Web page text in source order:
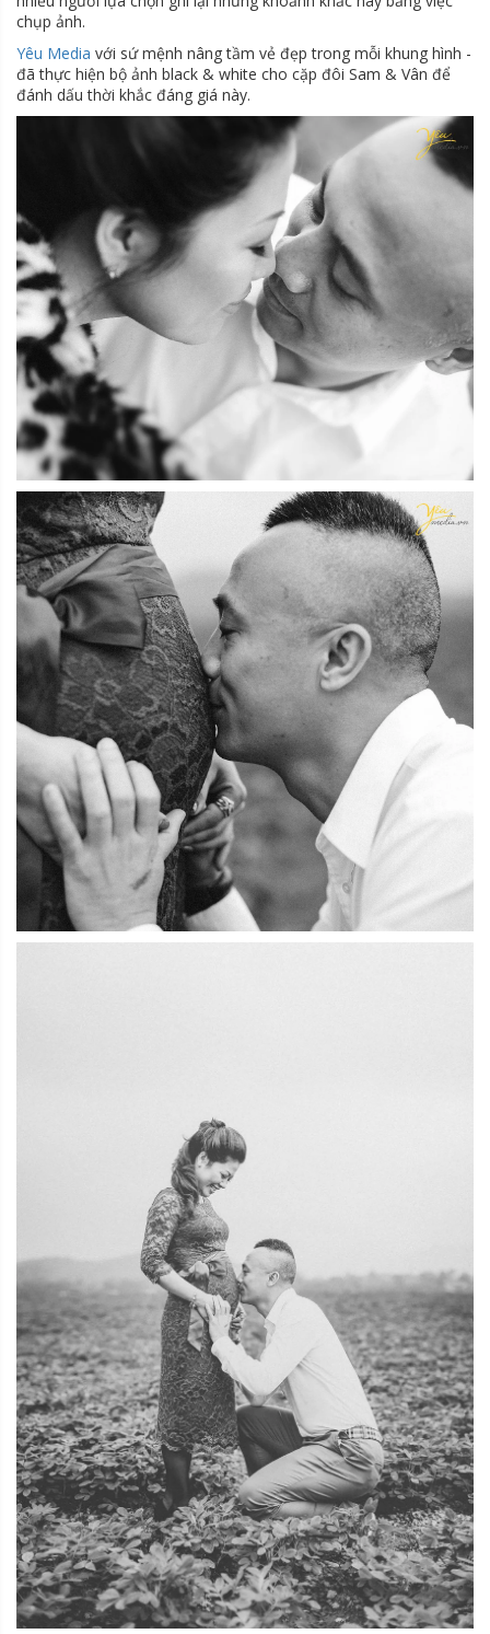
chụp ảnh.
Yêu Media với sứ mệnh nâng tầm vẻ đẹp trong mỗi khung hình -
đã thực hiện bộ ảnh black & white cho cặp đôi Sam & Vân để
đánh dấu thời khắc đáng giá này.